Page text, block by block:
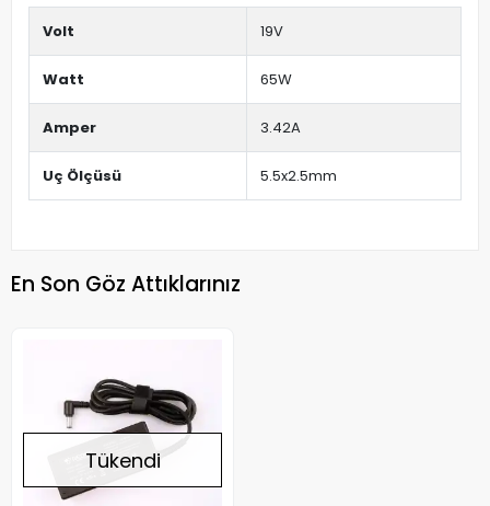
Volt 19V
Watt 65W
Amper 3.42A
Uç Ölçüsü 5.5x2.5mm
En Son Göz Attıklarınız
Tükendi